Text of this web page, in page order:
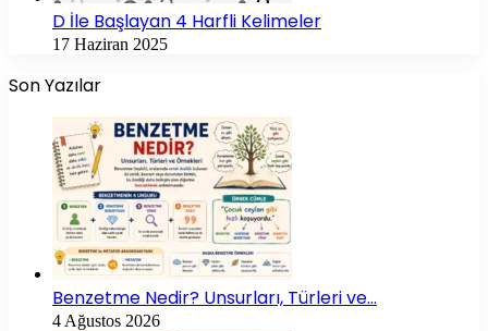
D İle Başlayan 4 Harfli Kelimeler
17 Haziran 2025
Son Yazılar
Benzetme Nedir? Unsurları, Türleri ve…
4 Ağustos 2026